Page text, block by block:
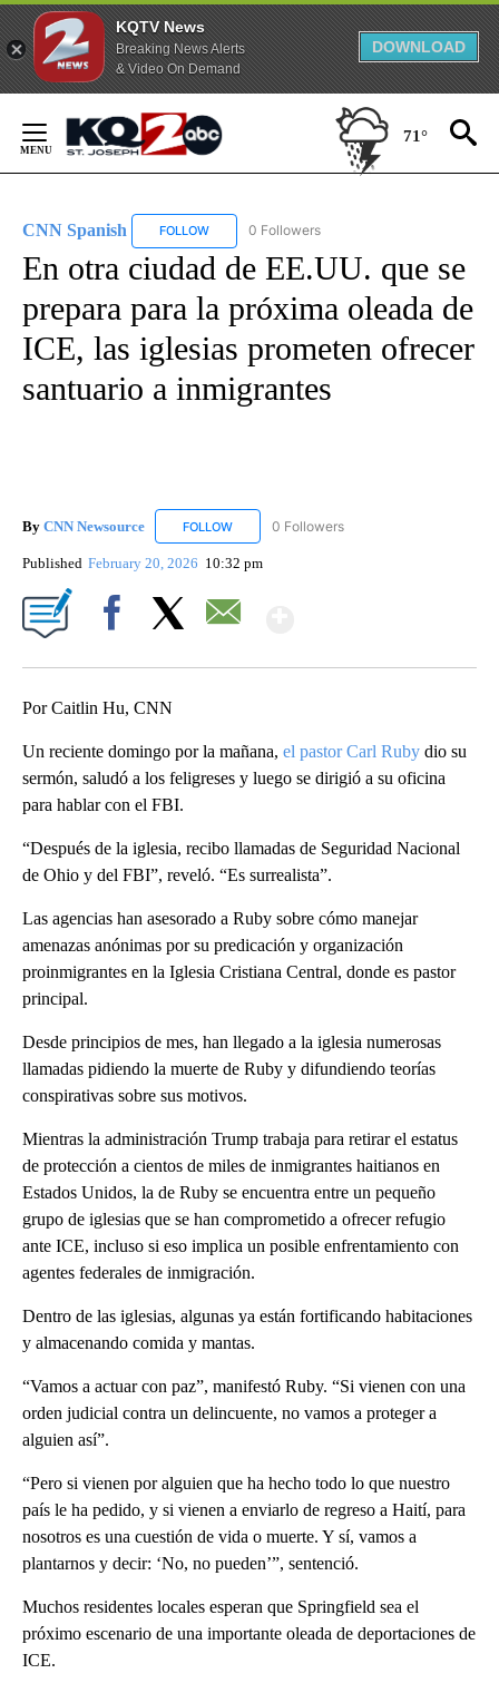
KQTV News
Breaking News Alerts
& Video On Demand
DOWNLOAD
Content
71°
CNN Spanish FOLLOW FOLLOW "CNN SPANISH" TO RECEIVE
0 Followers
En otra ciudad de EE.UU. que se
prepara para la próxima oleada de
ICE, las iglesias prometen ofrecer
santuario a inmigrantes
By CNN Newsource FOLLOW FOLLOW "CNN NEWSOURCE" TO RECEIVE
0 Followers
Published February 20, 2026 10:32 pm
Por Caitlin Hu, CNN
Un reciente domingo por la mañana, el pastor Carl Ruby dio su
sermón, saludó a los feligreses y luego se dirigió a su oficina
para hablar con el FBI.
“Después de la iglesia, recibo llamadas de Seguridad Nacional
de Ohio y del FBI”, reveló. “Es surrealista”.
Las agencias han asesorado a Ruby sobre cómo manejar
amenazas anónimas por su predicación y organización
proinmigrantes en la Iglesia Cristiana Central, donde es pastor
principal.
Desde principios de mes, han llegado a la iglesia numerosas
llamadas pidiendo la muerte de Ruby y difundiendo teorías
conspirativas sobre sus motivos.
Mientras la administración Trump trabaja para retirar el estatus
de protección a cientos de miles de inmigrantes haitianos en
Estados Unidos, la de Ruby se encuentra entre un pequeño
grupo de iglesias que se han comprometido a ofrecer refugio
ante ICE, incluso si eso implica un posible enfrentamiento con
agentes federales de inmigración.
Dentro de las iglesias, algunas ya están fortificando habitaciones
y almacenando comida y mantas.
“Vamos a actuar con paz”, manifestó Ruby. “Si vienen con una
orden judicial contra un delincuente, no vamos a proteger a
alguien así”.
“Pero si vienen por alguien que ha hecho todo lo que nuestro
país le ha pedido, y si vienen a enviarlo de regreso a Haití, para
nosotros es una cuestión de vida o muerte. Y sí, vamos a
plantarnos y decir: ‘No, no pueden’”, sentenció.
Muchos residentes locales esperan que Springfield sea el
próximo escenario de una importante oleada de deportaciones de
ICE.